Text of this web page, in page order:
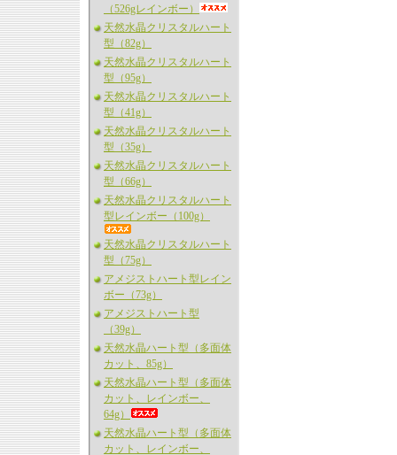
（526gレインボー）
天然水晶クリスタルハート
型（82g）
天然水晶クリスタルハート
型（95g）
天然水晶クリスタルハート
型（41g）
天然水晶クリスタルハート
型（35g）
天然水晶クリスタルハート
型（66g）
天然水晶クリスタルハート
型レインボー（100g）
天然水晶クリスタルハート
型（75g）
アメジストハート型レイン
ボー（73g）
アメジストハート型
（39g）
天然水晶ハート型（多面体
カット、85g）
天然水晶ハート型（多面体
カット、レインボー、
64g）
天然水晶ハート型（多面体
カット、レインボー、